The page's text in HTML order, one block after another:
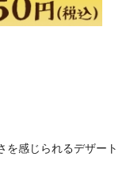
感じられるデザート